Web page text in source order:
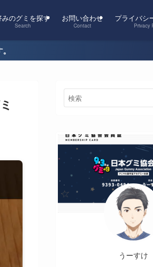
みのグミを探す
Search
お問い合わせ
Contact
プライバシ
Privacy
うーすけ